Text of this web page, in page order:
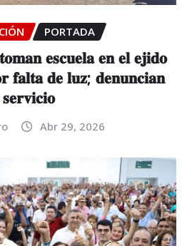
PORTADA
𝐞𝐬𝐜𝐮𝐞𝐥𝐚 𝐞𝐧 𝐞𝐥 𝐞𝐣𝐢𝐝𝐨
𝐟𝐚𝐥𝐭𝐚 𝐝𝐞 𝐥𝐮𝐳; 𝐝𝐞𝐧𝐮𝐧𝐜𝐢𝐚𝐧
Abr 29, 2026